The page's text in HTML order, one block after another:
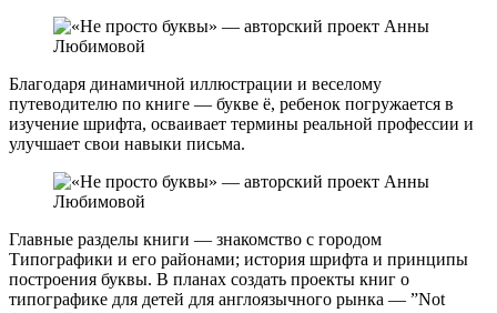
Благодаря динамичной иллюстрации и веселому
путеводителю по книге — букве ё, ребенок погружается в
изучение шрифта, осваивает термины реальной профессии и
улучшает свои навыки письма.
Главные разделы книги — знакомство с городом
Типографики и его районами; история шрифта и принципы
построения буквы. В планах создать проекты книг о
типографике для детей для англоязычного рынка — ”Not